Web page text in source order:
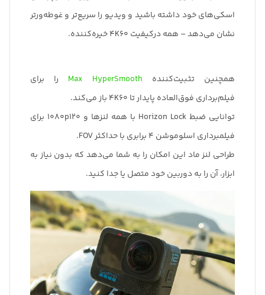
اسکی‌های خود داشته باشید و ویدیو را سریع‌تر و غوطه‌ورتر
نشان می‌دهد – همه درکیفیت 4K60 خیره‌کننده.
همچنین تثبیت‌کننده Max HyperSmooth را برای
فیلم‌برداری فوق‌العاده پایدار تا 4K60 باز می‌کند.
توانایی ضبط Horizon Lock با همه لنزها و 1080p120 برای
فیلمبرداری اسلوموشن 4 برابری با حداکثر FOV.
طراحی لنز ماد این امکان را به شما می‌دهد که بدون نیاز به
ابزار، آن را به دوربین خود متصل یا جدا کنید.